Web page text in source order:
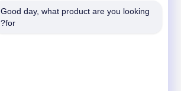
Good day, what product are you looking
for?